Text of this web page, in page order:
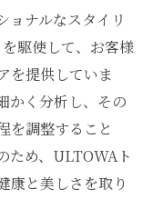
ョナルなスタイリ
駆使して、お客様
を提供していま
かく分析し、その
を調整すること
ため、ULTOWAト
康と美しさを取り